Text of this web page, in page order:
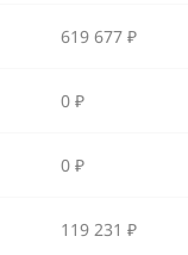
619 677 ₽
0 ₽
0 ₽
119 231 ₽